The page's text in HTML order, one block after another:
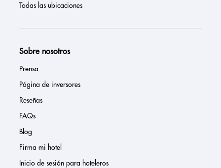
Todas las ubicaciones
Sobre nosotros
Prensa
Página de inversores
Reseñas
FAQs
Blog
Firma mi hotel
Inicio de sesión para hoteleros